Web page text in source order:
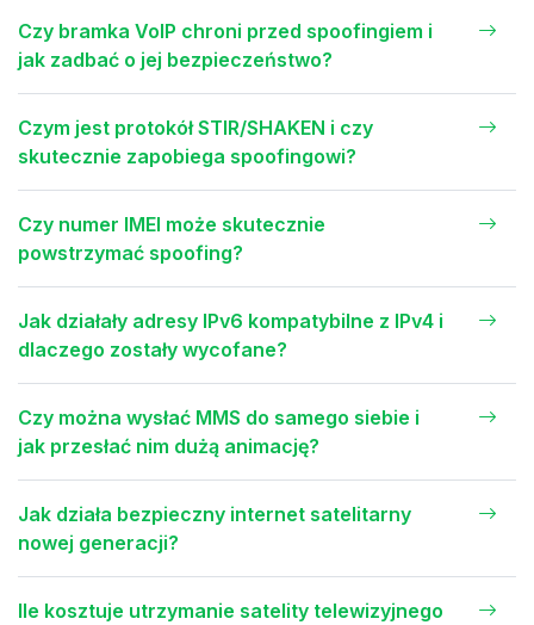
Czy bramka VoIP chroni przed spoofingiem i
jak zadbać o jej bezpieczeństwo?
Czym jest protokół STIR/SHAKEN i czy
skutecznie zapobiega spoofingowi?
Czy numer IMEI może skutecznie
powstrzymać spoofing?
Jak działały adresy IPv6 kompatybilne z IPv4 i
dlaczego zostały wycofane?
Czy można wysłać MMS do samego siebie i
jak przesłać nim dużą animację?
Jak działa bezpieczny internet satelitarny
nowej generacji?
Ile kosztuje utrzymanie satelity telewizyjnego